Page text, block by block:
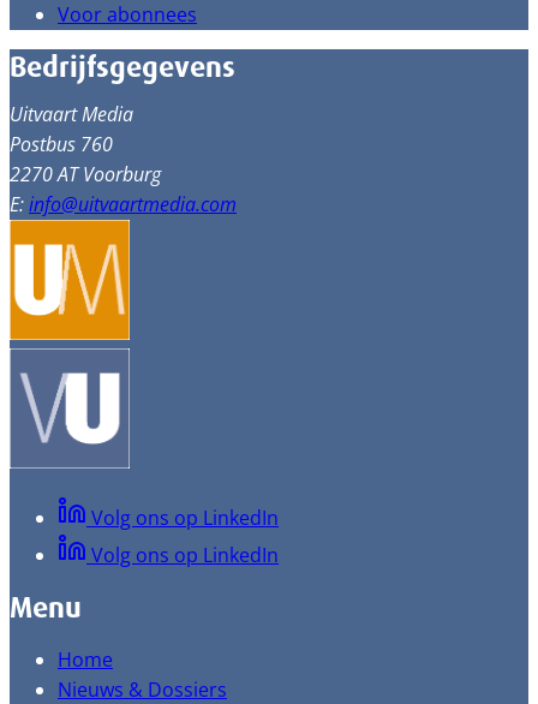
Voor abonnees
Bedrijfsgegevens
Uitvaart Media
Postbus 760
2270 AT Voorburg
E:info@uitvaartmedia.com
Volg ons op LinkedIn
Volg ons op LinkedIn
Menu
Home
Nieuws & Dossiers